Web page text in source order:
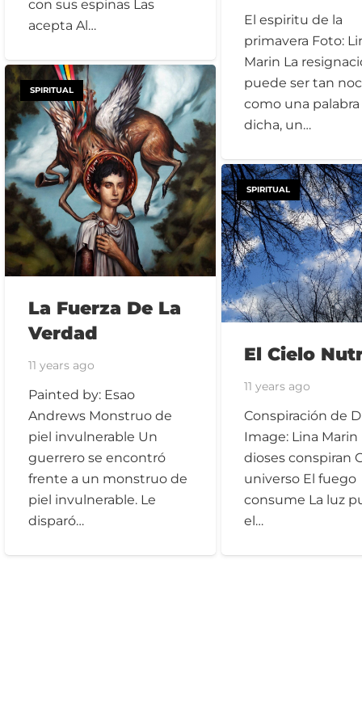
con sus espinas Las
acepta Al…
El espiritu de la
primavera Foto:
Marin La
puede ser tan
como una
dicha, un…
SPIRITUAL
La Fuerza De La
Verdad
11 years ago
Painted by: Esao
Andrews Monstruo de
piel invulnerable Un
guerrero se encontró
frente a un monstruo de
piel invulnerable. Le
disparó…
SPIRITUAL
El Cielo
11 years ago
Conspiración de
Image: Lina Marin
dioses conspiran
universo El fuego
consume La luz
el…